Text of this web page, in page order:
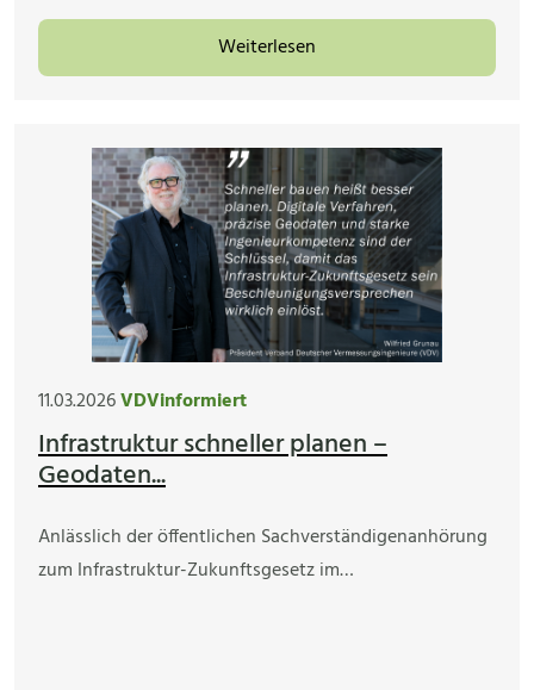
Weiterlesen
11.03.2026VDVinformiert
Infrastruktur schneller planen –
Geodaten...
Anlässlich der öffentlichen Sachverständigenanhörung
zum Infrastruktur-Zukunftsgesetz im…